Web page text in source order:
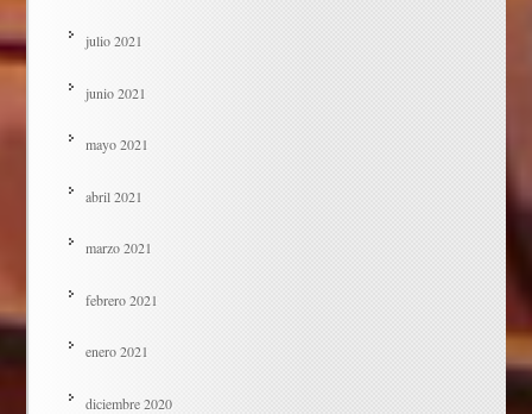
julio 2021
junio 2021
mayo 2021
abril 2021
marzo 2021
febrero 2021
enero 2021
diciembre 2020